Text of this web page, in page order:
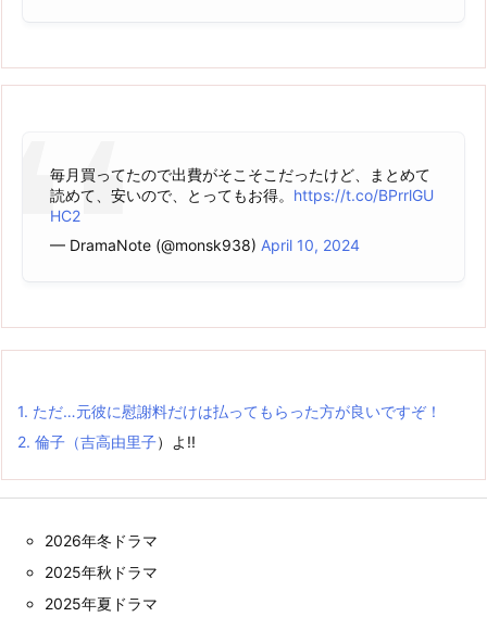
毎月買ってたので出費がそこそこだったけど、まとめて
読めて、安いので、とってもお得。 https://t.co/BPrrlGU
HC2
— DramaNote (@monsk938) April 10, 2024
1. ただ…元彼に慰謝料だけは払ってもらった方が良いですぞ！
2. 倫子（吉高由里子）よ!!
2026年冬ドラマ
2025年秋ドラマ
2025年夏ドラマ